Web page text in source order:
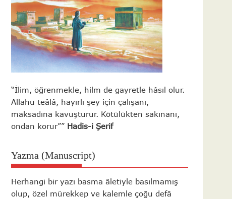
“İlim, öğrenmekle, hilm de gayretle hâsıl olur.
Allahü teâlâ, hayırlı şey için çalışanı,
maksadına kavuşturur. Kötülükten sakınanı,
ondan korur”” Hadis-i Şerif
Yazma (Manuscript)
Herhangi bir yazı basma âletiyle basılmamış
olup, özel mürekkep ve kalemle çoğu defâ